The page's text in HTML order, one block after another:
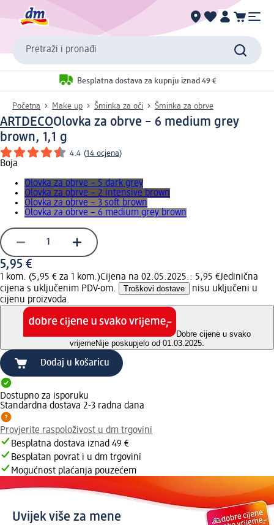
Pretraži i pronađi
Besplatna dostava za kupnju iznad 49 €
Početna Make up Šminka za oči Šminka za obrve
ARTDECOOlovka za obrve – 6 medium grey
brown, 1,1 g
4.4 (14 ocjena)
Boja
Olovka za obrve – 5 dark grey
Olovka za obrve – 2 intensive brown
Olovka za obrve – 3 soft brown
Olovka za obrve – 6 medium grey brown
5,95 €
1 kom. (5,95 € za 1 kom.)Cijena na 02.05.2025.: 5,95 €Jedinična
cijena s uključenim PDV-om.
Troškovi dostave
nisu uključeni u
cijenu proizvoda.
Dobre cijene u svako
vrijemeNije poskupjelo od 01.03.2025.
Dodaj u košaricu
Dostupno za isporuku
Standardna dostava 2-3 radna dana
Provjerite raspoloživost u dm trgovini
Besplatna dostava iznad 49 €
Besplatan povrat i u dm trgovini
Mogućnost plaćanja pouzećem
Uvijek više za mene